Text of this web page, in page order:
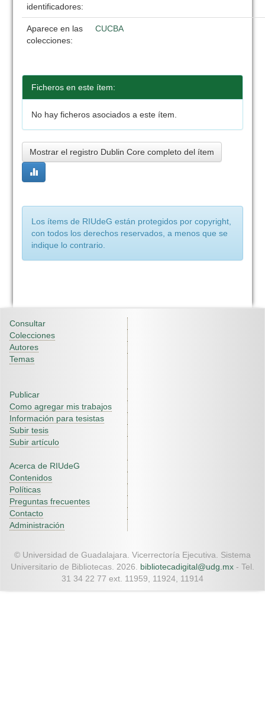
identificadores:
Aparece en las
colecciones:
CUCBA
Ficheros en este ítem:
No hay ficheros asociados a este ítem.
Mostrar el registro Dublin Core completo del ítem
Los ítems de RIUdeG están protegidos por copyright,
con todos los derechos reservados, a menos que se
indique lo contrario.
Consultar
Colecciones
Autores
Temas
Publicar
Como agregar mis trabajos
Información para tesistas
Subir tesis
Subir artículo
Acerca de RIUdeG
Contenidos
Políticas
Preguntas frecuentes
Contacto
Administración
© Universidad de Guadalajara. Vicerrectoría Ejecutiva. Sistema
Universitario de Bibliotecas. 2026. bibliotecadigital@udg.mx - Tel.
31 34 22 77 ext. 11959, 11924, 11914